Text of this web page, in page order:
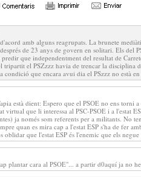
amb alguns reagrupats. La brunete
de 23 anys de govern en solitari. Els del
que independentment del resultat de
tripartit el PSZzzz havia de trencar la
condició que encara avui dia el PSzzz no està
està dient: Espero que el PSOE no ens
virtual que li interessa al PSC-PSOE i a l'estat
ja només som referents per a militants. No
quan es mira cap a l'estat ESP s'ha de fer
oblidar que l'estat ESP és l'enemic que els
plantar cara al PSOE"... a partir d0aquí ja no